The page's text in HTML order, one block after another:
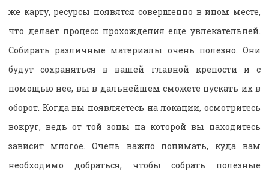
же карту, ресурсы появятся совершенно в ином месте,
что делает процесс прохождения еще увлекательней.
Собирать различные материалы очень полезно. Они
будут сохраняться в вашей главной крепости и с
помощью нее, вы в дальнейшем сможете пускать их в
оборот. Когда вы появляетесь на локации, осмотритесь
вокруг, ведь от той зоны на которой вы находитесь
зависит многое. Очень важно понимать, куда вам
необходимо добраться, чтобы собрать полезные